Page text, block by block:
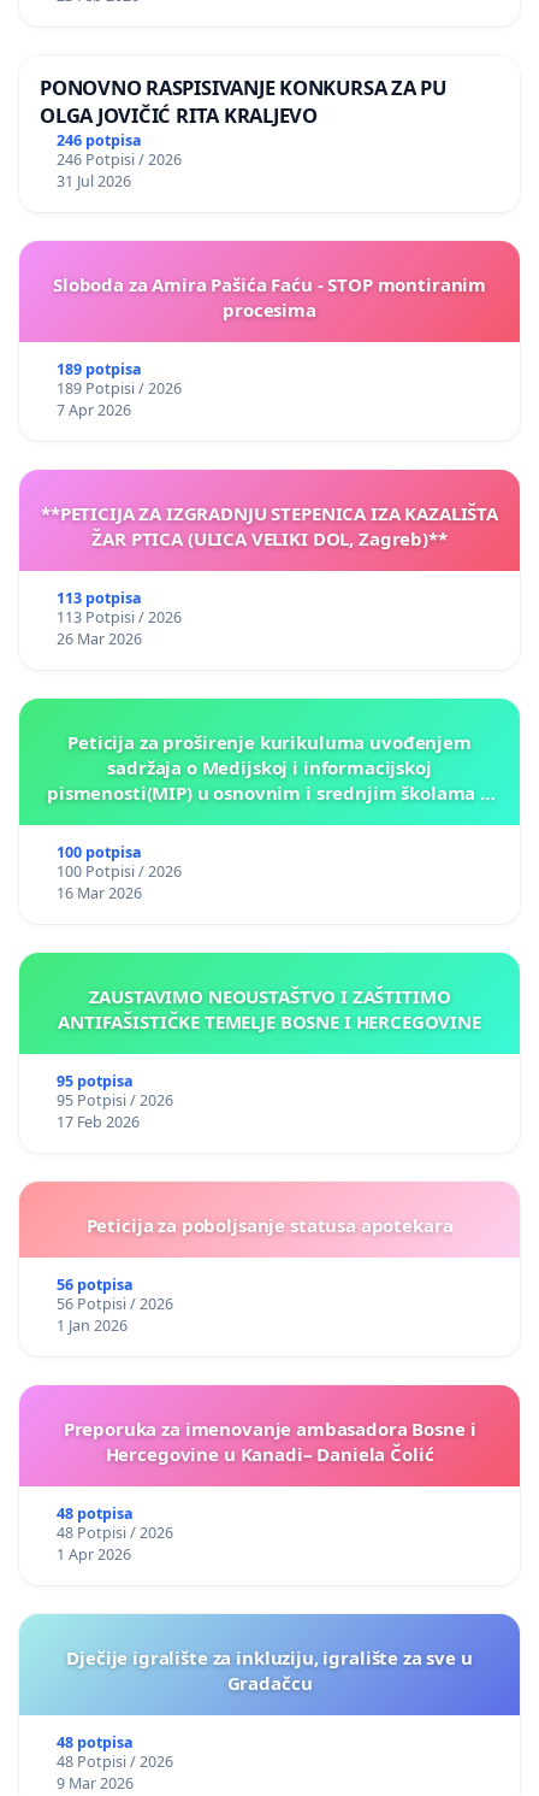
PONOVNO RASPISIVANJE KONKURSA ZA PU
OLGA JOVIČIĆ RITA KRALJEVO
246 potpisa
246 Potpisi / 2026
31 Jul 2026
Sloboda za Amira Pašića Faću - STOP montiranim
procesima
189 potpisa
189 Potpisi / 2026
7 Apr 2026
**PETICIJA ZA IZGRADNJU STEPENICA IZA KAZALIŠTA
ŽAR PTICA (ULICA VELIKI DOL, Zagreb)**
113 potpisa
113 Potpisi / 2026
26 Mar 2026
Peticija za proširenje kurikuluma uvođenjem
sadržaja o Medijskoj i informacijskoj
pismenosti(MIP) u osnovnim i srednjim školama u
100 potpisa
100 Potpisi / 2026
16 Mar 2026
ZAUSTAVIMO NEOUSTAŠTVO I ZAŠTITIMO
ANTIFAŠISTIČKE TEMELJE BOSNE I HERCEGOVINE
95 potpisa
95 Potpisi / 2026
17 Feb 2026
Peticija za poboljsanje statusa apotekara
56 potpisa
56 Potpisi / 2026
1 Jan 2026
Preporuka za imenovanje ambasadora Bosne i
Hercegovine u Kanadi– Daniela Čolić
48 potpisa
48 Potpisi / 2026
1 Apr 2026
Dječije igralište za inkluziju, igralište za sve u
Gradačcu
48 potpisa
48 Potpisi / 2026
9 Mar 2026